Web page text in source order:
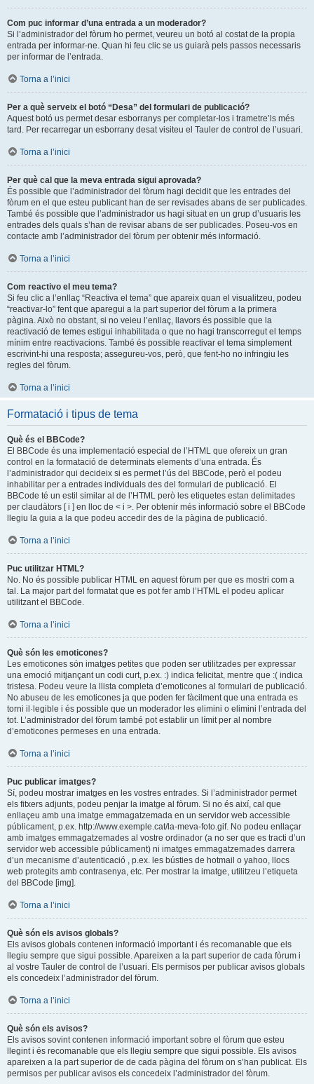
Com puc informar d’una entrada a un moderador?
Si l’administrador del fòrum ho permet, veureu un botó al costat de la propia
entrada per informar-ne. Quan hi feu clic se us guiarà pels passos necessaris
per informar de l’entrada.
Torna a l’inici
Per a què serveix el botó “Desa” del formulari de publicació?
Aquest botó us permet desar esborranys per completar-los i trametre’ls més
tard. Per recarregar un esborrany desat visiteu el Tauler de control de l’usuari.
Torna a l’inici
Per què cal que la meva entrada sigui aprovada?
És possible que l’administrador del fòrum hagi decidit que les entrades del
fòrum en el que esteu publicant han de ser revisades abans de ser publicades.
També és possible que l’administrador us hagi situat en un grup d’usuaris les
entrades dels quals s’han de revisar abans de ser publicades. Poseu-vos en
contacte amb l’administrador del fòrum per obtenir més informació.
Torna a l’inici
Com reactivo el meu tema?
Si feu clic a l’enllaç “Reactiva el tema” que apareix quan el visualitzeu, podeu
“reactivar-lo” fent que aparegui a la part superior del fòrum a la primera
pàgina. Això no obstant, si no veieu l’enllaç, llavors és possible que la
reactivació de temes estigui inhabilitada o que no hagi transcorregut el temps
mínim entre reactivacions. També és possible reactivar el tema simplement
escrivint-hi una resposta; assegureu-vos, però, que fent-ho no infringiu les
regles del fòrum.
Torna a l’inici
Formatació i tipus de tema
Què és el BBCode?
El BBCode és una implementació especial de l’HTML que ofereix un gran
control en la formatació de determinats elements d’una entrada. És
l’administrador qui decideix si es permet l’ús del BBCode, però el podeu
inhabilitar per a entrades individuals des del formulari de publicació. El
BBCode té un estil similar al de l’HTML però les etiquetes estan delimitades
per claudàtors [ i ] en lloc de < i >. Per obtenir més informació sobre el BBCode
llegiu la guia a la que podeu accedir des de la pàgina de publicació.
Torna a l’inici
Puc utilitzar HTML?
No. No és possible publicar HTML en aquest fòrum per que es mostri com a
tal. La major part del formatat que es pot fer amb l’HTML el podeu aplicar
utilitzant el BBCode.
Torna a l’inici
Què són les emoticones?
Les emoticones són imatges petites que poden ser utilitzades per expressar
una emoció mitjançant un codi curt, p.ex. :) indica felicitat, mentre que :( indica
tristesa. Podeu veure la llista completa d’emoticones al formulari de publicació.
No abuseu de les emoticones ja que poden fer fàcilment que una entrada es
torni il·legible i és possible que un moderador les elimini o elimini l’entrada del
tot. L’administrador del fòrum també pot establir un límit per al nombre
d’emoticones permeses en una entrada.
Torna a l’inici
Puc publicar imatges?
Sí, podeu mostrar imatges en les vostres entrades. Si l’administrador permet
els fitxers adjunts, podeu penjar la imatge al fòrum. Si no és així, cal que
enllaçeu amb una imatge emmagatzemada en un servidor web accessible
públicament, p.ex. http://www.exemple.cat/la-meva-foto.gif. No podeu enllaçar
amb imatges emmagatzemades al vostre ordinador (a no ser que es tracti d’un
servidor web accessible públicament) ni imatges emmagatzemades darrera
d’un mecanisme d’autenticació , p.ex. les bústies de hotmail o yahoo, llocs
web protegits amb contrasenya, etc. Per mostrar la imatge, utilitzeu l’etiqueta
del BBCode [img].
Torna a l’inici
Què són els avisos globals?
Els avisos globals contenen informació important i és recomanable que els
llegiu sempre que sigui possible. Apareixen a la part superior de cada fòrum i
al vostre Tauler de control de l’usuari. Els permisos per publicar avisos globals
els concedeix l’administrador del fòrum.
Torna a l’inici
Què són els avisos?
Els avisos sovint contenen informació important sobre el fòrum que esteu
llegint i és recomanable que els llegiu sempre que sigui possible. Els avisos
apareixen a la part superior de de cada pàgina del fòrum on s’han publicat. Els
permisos per publicar avisos els concedeix l’administrador del fòrum.